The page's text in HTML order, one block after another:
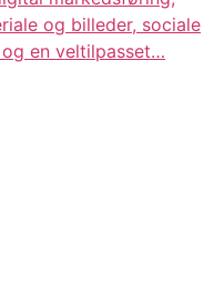
og billeder, sociale
en veltilpasset…